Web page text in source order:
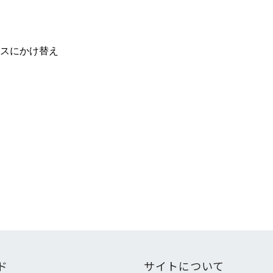
にかけ替え
サイトについて